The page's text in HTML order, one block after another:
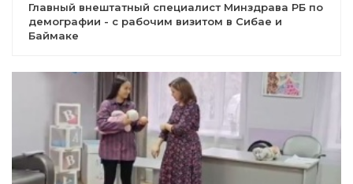
Главный внештатный специалист Минздрава РБ по
демографии - с рабочим визитом в Сибае и
Баймаке